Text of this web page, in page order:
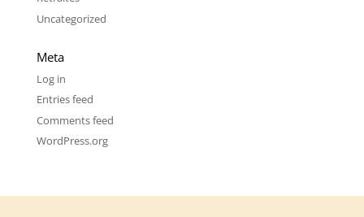
Uncategorized
Meta
Log in
Entries feed
Comments feed
WordPress.org